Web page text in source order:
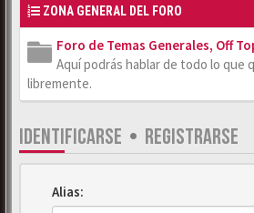
ZONA GENERAL DEL FORO
Foro de Temas Generales, Off
Aquí podrás hablar de todo lo que
libremente.
IDENTIFICARSE • REGISTRARSE
Alias: